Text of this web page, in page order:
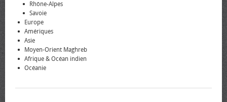
Rhône-Alpes
Savoie
Europe
Amériques
Asie
Moyen-Orient Maghreb
Afrique & Océan indien
Océanie